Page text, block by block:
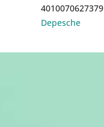
4010070627379
Depesche